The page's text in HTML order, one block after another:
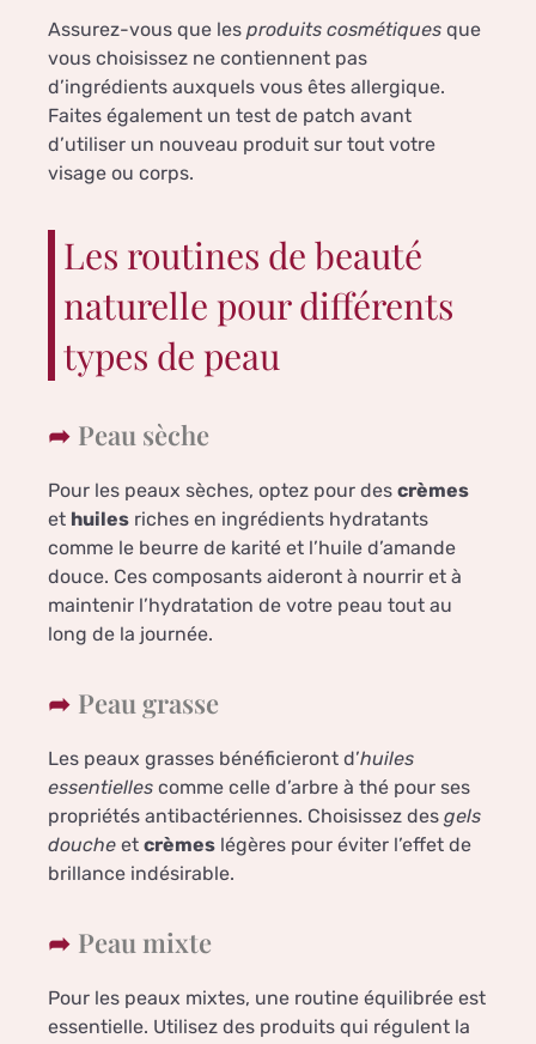
Assurez-vous que les produits cosmétiques que
vous choisissez ne contiennent pas
d’ingrédients auxquels vous êtes allergique.
Faites également un test de patch avant
d’utiliser un nouveau produit sur tout votre
visage ou corps.
Les routines de beauté
naturelle pour différents
types de peau
Peau sèche
Pour les peaux sèches, optez pour des crèmes
et huiles riches en ingrédients hydratants
comme le beurre de karité et l’huile d’amande
douce. Ces composants aideront à nourrir et à
maintenir l’hydratation de votre peau tout au
long de la journée.
Peau grasse
Les peaux grasses bénéficieront d’huiles
essentielles comme celle d’arbre à thé pour ses
propriétés antibactériennes. Choisissez des gels
douche et crèmes légères pour éviter l’effet de
brillance indésirable.
Peau mixte
Pour les peaux mixtes, une routine équilibrée est
essentielle. Utilisez des produits qui régulent la